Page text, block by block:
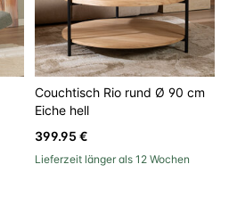
Couchtisch Rio rund Ø 90 cm
Eiche hell
399.95 €
Lieferzeit länger als 12 Wochen